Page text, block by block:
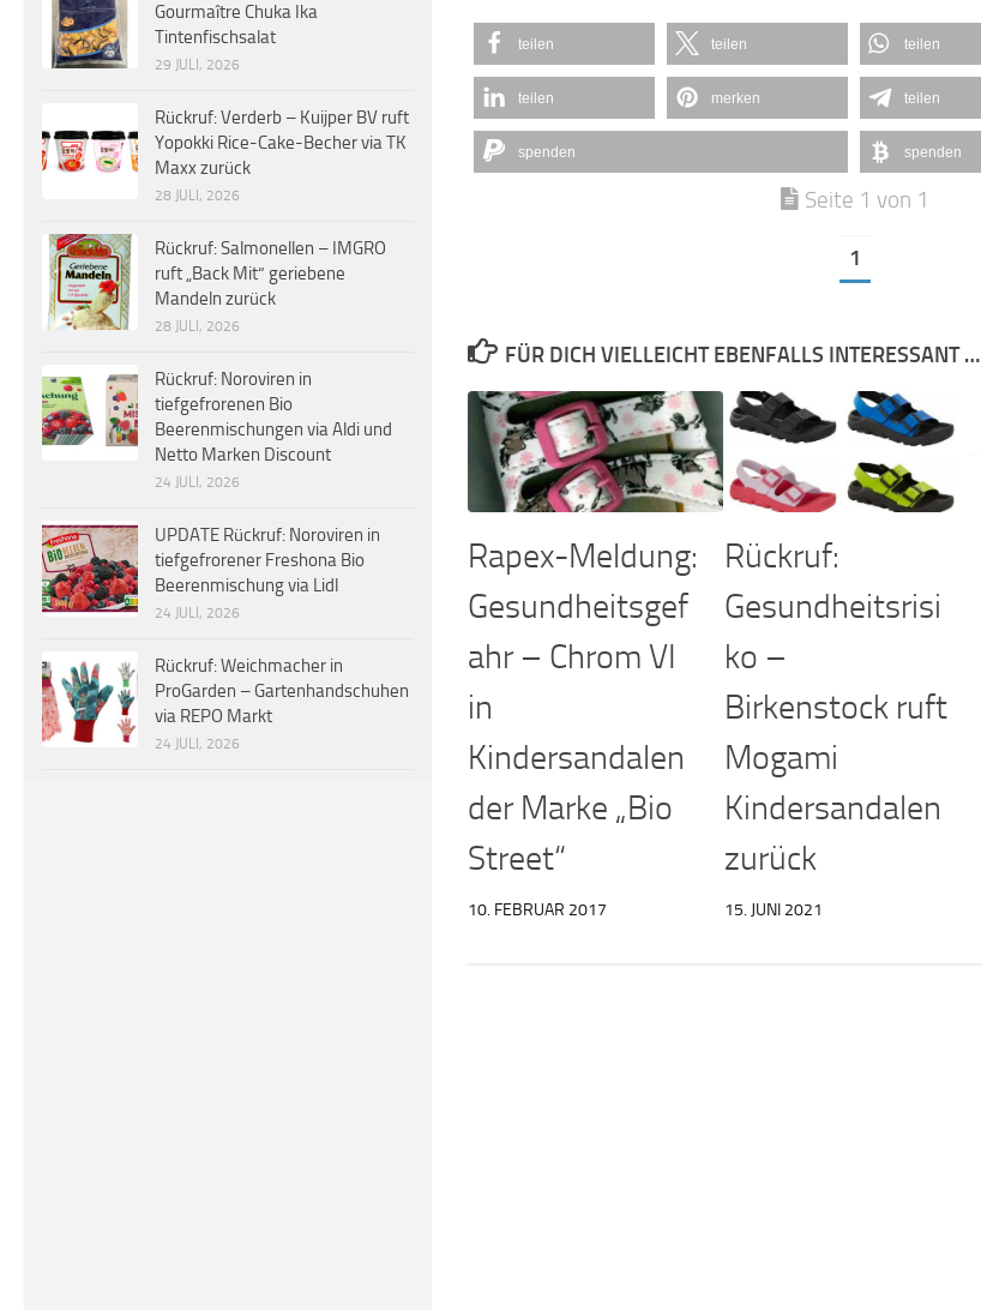
teilen teilen teilen
teilen merken teilen
spenden spenden
Seite 1 von 1
1
FÜR DICH VIELLEICHT EBENFALLS INTERESSANT …
Rapex-Meldung:
Gesundheitsgef
ahr – Chrom VI
in
Kindersandalen
der Marke „Bio
Street“
10. FEBRUAR 2017
Rückruf:
Gesundheitsrisi
ko –
Birkenstock ruft
Mogami
Kindersandalen
zurück
15. JUNI 2021
Gourmaître Chuka Ika
Tintenfischsalat
29 JULI, 2026
Rückruf: Verderb – Kuijper BV ruft
Yopokki Rice-Cake-Becher via TK
Maxx zurück
28 JULI, 2026
Rückruf: Salmonellen – IMGRO
ruft „Back Mit“ geriebene
Mandeln zurück
28 JULI, 2026
Rückruf: Noroviren in
tiefgefrorenen Bio
Beerenmischungen via Aldi und
Netto Marken Discount
24 JULI, 2026
UPDATE Rückruf: Noroviren in
tiefgefrorener Freshona Bio
Beerenmischung via Lidl
24 JULI, 2026
Rückruf: Weichmacher in
ProGarden – Gartenhandschuhen
via REPO Markt
24 JULI, 2026